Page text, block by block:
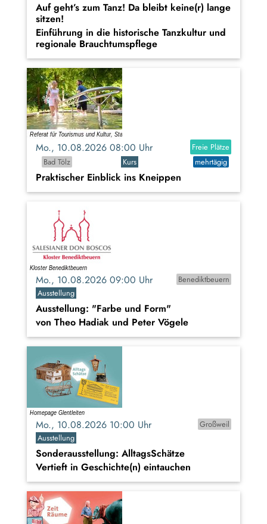
Auf geht’s zum Tanz! Da bleibt keine(r) lange
sitzen!
Einführung in die historische Tanzkultur und
regionale Brauchtumspflege
Mo., 10.08.2026 08:00 Uhr
Freie Plätze
Bad Tölz
Kurs mehrtägig
Praktischer Einblick ins Kneippen
Mo., 10.08.2026 09:00 Uhr
Benediktbeuern
Ausstellung
Ausstellung: "Farbe und Form"
von Theo Hadiak und Peter Vögele
Mo., 10.08.2026 10:00 Uhr
Großweil
Ausstellung
Sonderausstellung: AlltagsSchätze
Vertieft in Geschichte(n) eintauchen